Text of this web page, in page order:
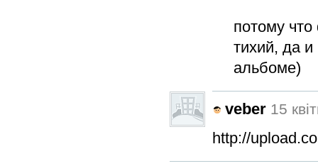
потому
тихий, да и
альбоме)
veber 15
http://